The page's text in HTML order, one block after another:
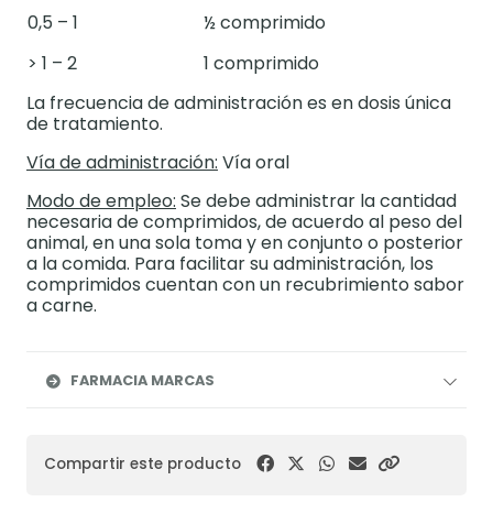
0,5 – 1
½ comprimido
> 1 – 2
1 comprimido
La frecuencia de administración es en dosis única
de tratamiento.
Vía de administración: Vía oral
Modo de empleo: Se debe administrar la cantidad
necesaria de comprimidos, de acuerdo al peso del
animal, en una sola toma y en conjunto o posterior
a la comida. Para facilitar su administración, los
comprimidos cuentan con un recubrimiento sabor
a carne.
FARMACIA MARCAS
Compartir este producto